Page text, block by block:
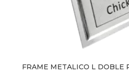
FRAME METALICO L DOBLE